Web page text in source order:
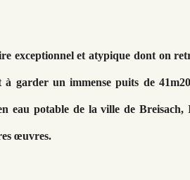
exceptionnel et atypique dont on
garder un immense puits de
eau potable de la ville de
œuvres.